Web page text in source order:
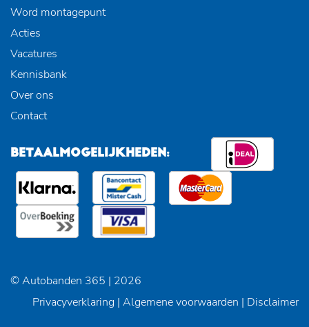
Word montagepunt
Acties
Vacatures
Kennisbank
Over ons
Contact
BETAALMOGELIJKHEDEN:
© Autobanden 365 | 2026
Privacyverklaring | Algemene voorwaarden | Disclaimer